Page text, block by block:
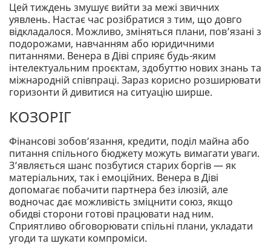
Цей тиждень змушує вийти за межі звичних
уявлень. Настає час розібратися з тим, що довго
відкладалося. Можливо, зміняться плани, пов’язані з
подорожами, навчанням або юридичними
питаннями. Венера в Діві сприяє будь-яким
інтелектуальним проєктам, здобуттю нових знань та
міжнародній співпраці. Зараз корисно розширювати
горизонти й дивитися на ситуацію ширше.
КОЗОРІГ
Фінансові зобов’язання, кредити, поділ майна або
питання спільного бюджету можуть вимагати уваги.
З’являється шанс позбутися старих боргів — як
матеріальних, так і емоційних. Венера в Діві
допомагає побачити партнера без ілюзій, але
водночас дає можливість зміцнити союз, якщо
обидві сторони готові працювати над ним.
Сприятливо обговорювати спільні плани, укладати
угоди та шукати компроміси.